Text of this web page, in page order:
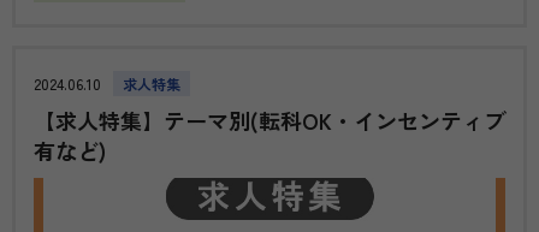
2024.06.10 求人特集
【求人特集】テーマ別(転科OK・インセンティブ
有など)